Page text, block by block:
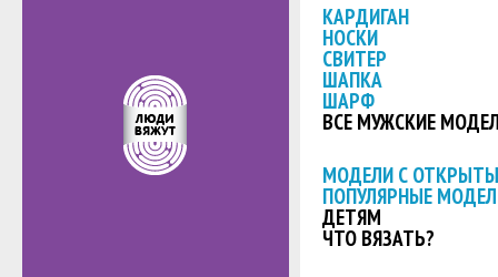
КАРДИГАН
НОСКИ
СВИТЕР
ШАПКА
ШАРФ
ВСЕ МУЖСКИЕ
МОДЕЛИ С
ПОПУЛЯРНЫЕ
ДЕТЯМ
ЧТО ВЯЗАТЬ?